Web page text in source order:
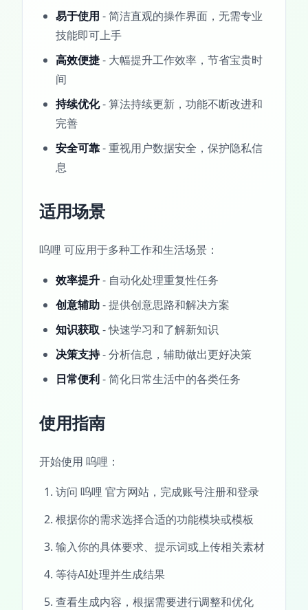
易于使用 - 简洁直观的操作界面，无需专业
技能即可上手
高效便捷- 大幅提升工作效率，节省宝贵时
间
持续优化- 算法持续更新，功能不断改进和
完善
安全可靠- 重视用户数据安全，保护隐私信
息
适用场景
呜哩 可应用于多种工作和生活场景：
效率提升- 自动化处理重复性任务
创意辅助- 提供创意思路和解决方案
知识获取 - 快速学习和了解新知识
决策支持- 分析信息，辅助做出更好决策
日常便利- 简化日常生活中的各类任务
使用指南
开始使用 呜哩：
访问 呜哩 官方网站，完成账号注册和登录
根据你的需求选择合适的功能模块或模板
输入你的具体要求、提示词或上传相关素材
等待AI处理并生成结果
查看生成内容，根据需要进行调整和优化